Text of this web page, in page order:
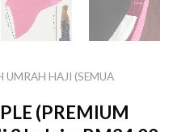
UMRAH HAJI (SEMUA
(PREMIUM